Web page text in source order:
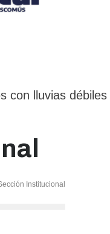
con lluvias débiles
Institucional